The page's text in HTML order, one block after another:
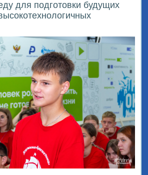
для подготовки будущих